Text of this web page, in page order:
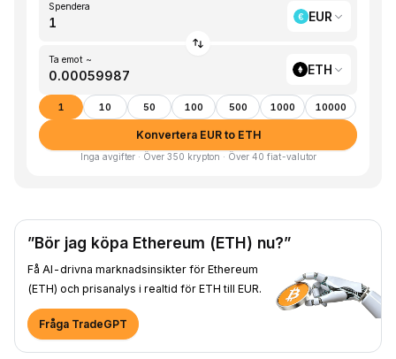
Spendera
EUR
Ta emot ~
ETH
1 10 50 100 500 1000 10000
Konvertera EUR to ETH
Inga avgifter · Över 350 krypton · Över 40 fiat-valutor
”Bör jag köpa Ethereum (ETH) nu?”
Få AI-drivna marknadsinsikter för Ethereum
(ETH) och prisanalys i realtid för ETH till EUR.
Fråga TradeGPT